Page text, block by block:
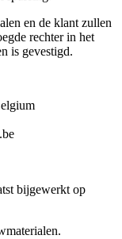
en de klant zullen
rechter in het
is gevestigd.
bijgewerkt op